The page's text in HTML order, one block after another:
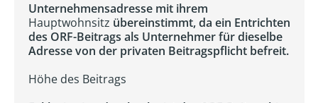
Unternehmensadresse mit ihrem
Hauptwohnsitz übereinstimmt, da ein Entrichten
des ORF-Beitrags als Unternehmer für dieselbe
Adresse von der privaten Beitragspflicht befreit.
Höhe des Beitrags